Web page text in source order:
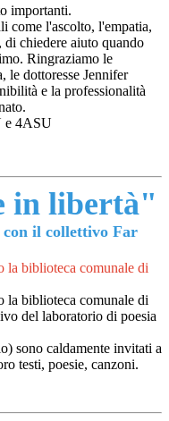
importanti.
come l'ascolto, l'empatia,
chiedere aiuto quando
Ringraziamo le
le dottoresse Jennifer
e la professionalità
e 4ASU
in libertà"
con il collettivo Far
la biblioteca comunale di
la biblioteca comunale di
del laboratorio di poesia
sono caldamente invitati a
testi, poesie, canzoni.